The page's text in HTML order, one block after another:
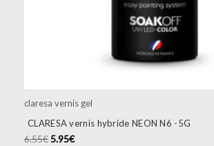
claresa vernis gel
CLARESA vernis hybride NEON N6 -5G
6.55€5.95€